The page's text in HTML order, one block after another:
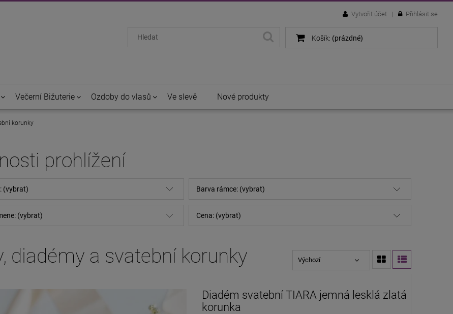
Vytvořit účet Přihlásit se
Košík: (prázdné)
Večerní Bižuterie Ozdoby do vlasů Ve slevě Nové produkty
korunky
prohlížení
(vybrat) Barva rámce: (vybrat)
(vybrat) Cena: (vybrat)
diadémy a svatební korunky
Diadém svatební TIARA jemná lesklá zlatá
korunka